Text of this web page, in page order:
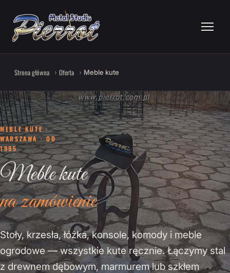
Strona główna Oferta Meble kute
MEBLE KUTE ·
WARSZAWA · OD
1995
Meble kute
na zamówienie
Stoły, krzesła, łóżka, konsole, komody i meble
ogrodowe — wszystkie kute ręcznie. Łączymy stal
z drewnem dębowym, marmurem lub szkłem